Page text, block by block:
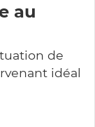
au
de
idéal